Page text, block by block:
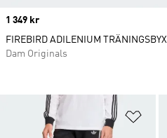
Price
1 349 kr
FIREBIRD ADILENIUM
Dam Originals